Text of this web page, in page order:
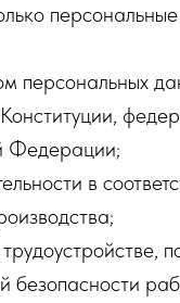
Федерации;
в
безопасности